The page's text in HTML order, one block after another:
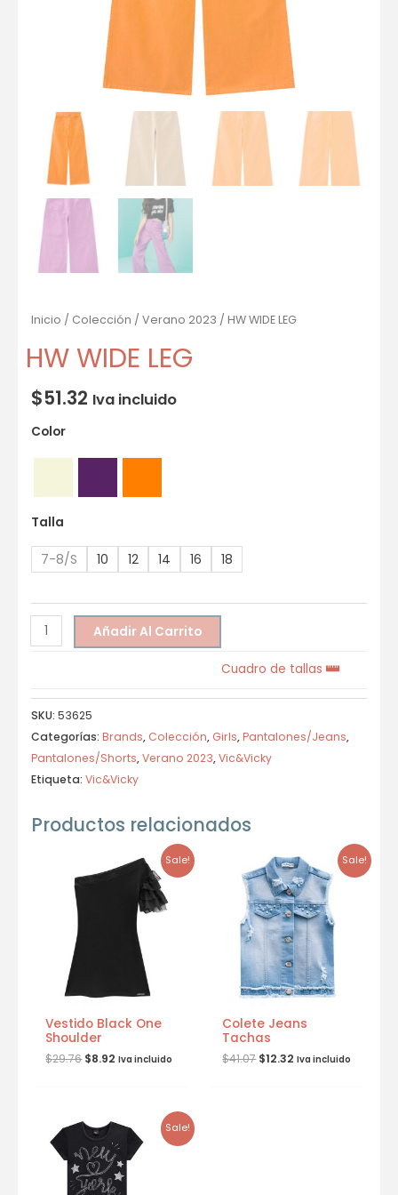
Inicio / Colección / Verano 2023 / HW WIDE LEG
HW WIDE LEG
$51.32 Iva incluido
Color
Talla
7-8/S 10 12 14 16 18
Añadir Al Carrito
Cuadro de tallas
SKU: 53625
Categorías: Brands, Colección, Girls,Pantalones/Jeans,
Pantalones/Shorts,Verano 2023,Vic&Vicky
Etiqueta: Vic&Vicky
Productos relacionados
Sale!
Vestido Black One
Shoulder
$29.76 $8.92 Iva incluido
Sale!
Colete Jeans
Tachas
$41.07 $12.32 Iva incluido
Sale!